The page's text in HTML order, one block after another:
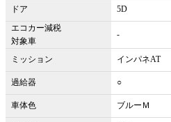
ドア
5D
エコカー減税
対象車
-
ミッション インパネAT
過給器 ○
車体色 ブルーＭ